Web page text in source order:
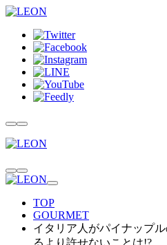
TOP
GOURMET
イタリア人がパイナップ
るより許せないことは!?